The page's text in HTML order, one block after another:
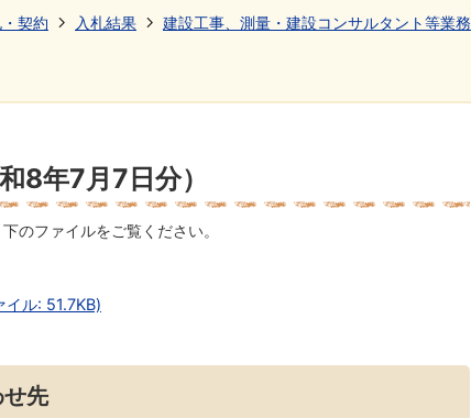
・契約 入札結果 建設工事、測量・建設コンサルタント等業務
8年7月7日分）
のファイルをご覧ください。
イル: 51.7KB)
先